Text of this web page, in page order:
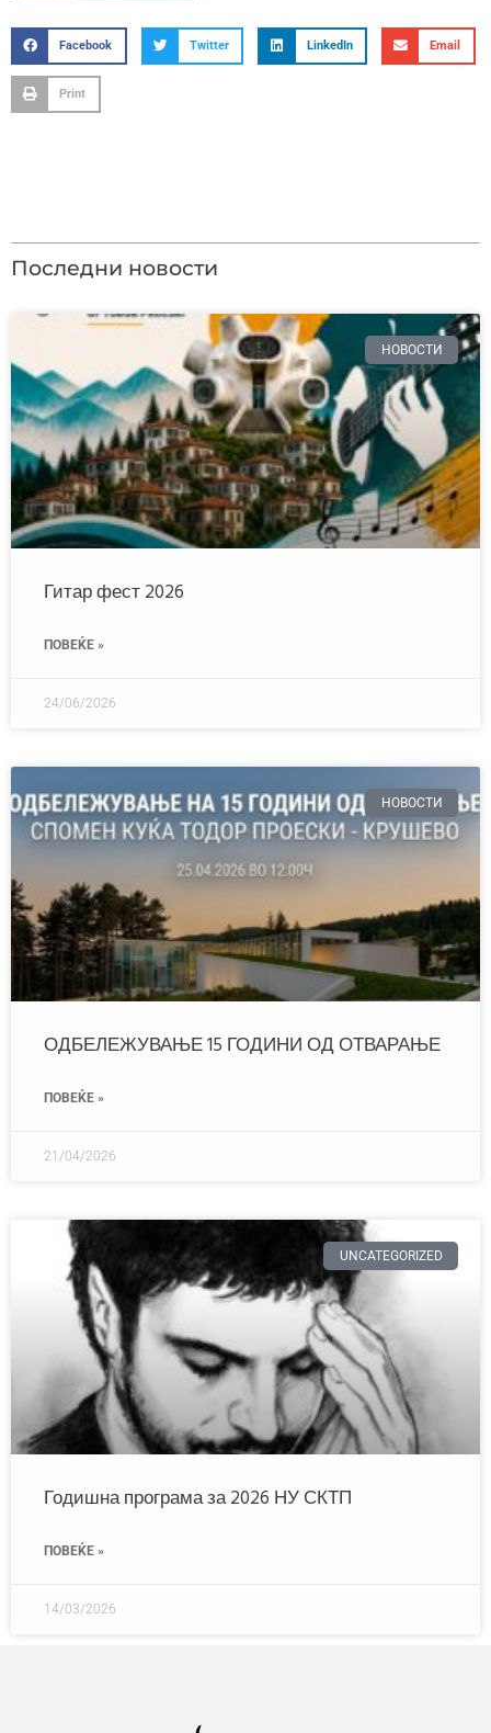
Facebook Twitter LinkedIn Email
Print
Последни новости
НОВОСТИ
Гитар фест 2026
ПОВЕЌЕ »
24/06/2026
НОВОСТИ
ОДБЕЛЕЖУВАЊЕ 15 ГОДИНИ ОД ОТВАРАЊЕ
ПОВЕЌЕ »
21/04/2026
UNCATEGORIZED
Годишна програма за 2026 НУ СКТП
ПОВЕЌЕ »
14/03/2026